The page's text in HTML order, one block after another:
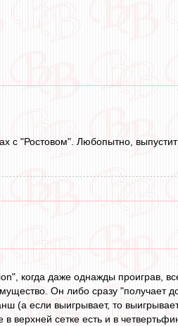
с "Ростовом". Любопытно,
когда даже однажды проиграв,
Он либо сразу "получает
(а если выигрывает, то выигрывает
верхней сетке есть и в